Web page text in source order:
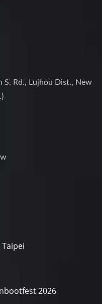
S. Rd., Lujhou Dist., New
2026